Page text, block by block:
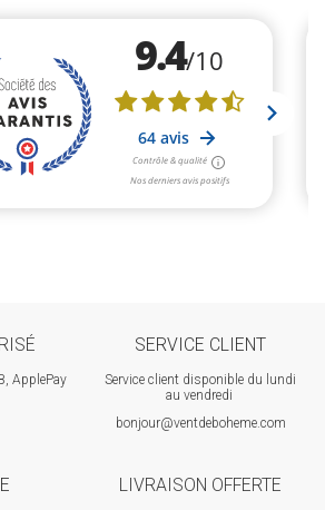
ApplePay
SERVICE CLIENT
Service client disponible du lundi
au vendredi
bonjour@ventdeboheme.com
LIVRAISON OFFERTE